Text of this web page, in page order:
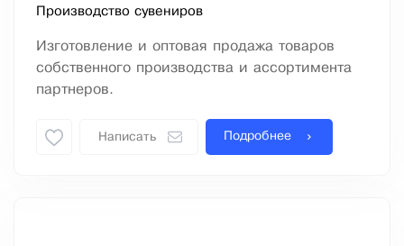
Производство сувениров
Изготовление и оптовая продажа товаров
собственного производства и ассортимента
партнеров.
Написать Подробнее